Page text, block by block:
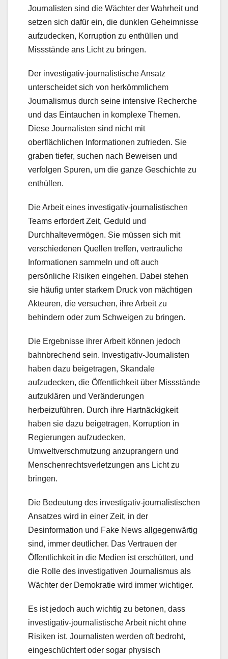
Journalisten sind die Wächter der Wahrheit und
setzen sich dafür ein, die dunklen Geheimnisse
aufzudecken, Korruption zu enthüllen und
Missstände ans Licht zu bringen.
Der investigativ-journalistische Ansatz
unterscheidet sich von herkömmlichem
Journalismus durch seine intensive Recherche
und das Eintauchen in komplexe Themen.
Diese Journalisten sind nicht mit
oberflächlichen Informationen zufrieden. Sie
graben tiefer, suchen nach Beweisen und
verfolgen Spuren, um die ganze Geschichte zu
enthüllen.
Die Arbeit eines investigativ-journalistischen
Teams erfordert Zeit, Geduld und
Durchhaltevermögen. Sie müssen sich mit
verschiedenen Quellen treffen, vertrauliche
Informationen sammeln und oft auch
persönliche Risiken eingehen. Dabei stehen
sie häufig unter starkem Druck von mächtigen
Akteuren, die versuchen, ihre Arbeit zu
behindern oder zum Schweigen zu bringen.
Die Ergebnisse ihrer Arbeit können jedoch
bahnbrechend sein. Investigativ-Journalisten
haben dazu beigetragen, Skandale
aufzudecken, die Öffentlichkeit über Missstände
aufzuklären und Veränderungen
herbeizuführen. Durch ihre Hartnäckigkeit
haben sie dazu beigetragen, Korruption in
Regierungen aufzudecken,
Umweltverschmutzung anzuprangern und
Menschenrechtsverletzungen ans Licht zu
bringen.
Die Bedeutung des investigativ-journalistischen
Ansatzes wird in einer Zeit, in der
Desinformation und Fake News allgegenwärtig
sind, immer deutlicher. Das Vertrauen der
Öffentlichkeit in die Medien ist erschüttert, und
die Rolle des investigativen Journalismus als
Wächter der Demokratie wird immer wichtiger.
Es ist jedoch auch wichtig zu betonen, dass
investigativ-journalistische Arbeit nicht ohne
Risiken ist. Journalisten werden oft bedroht,
eingeschüchtert oder sogar physisch